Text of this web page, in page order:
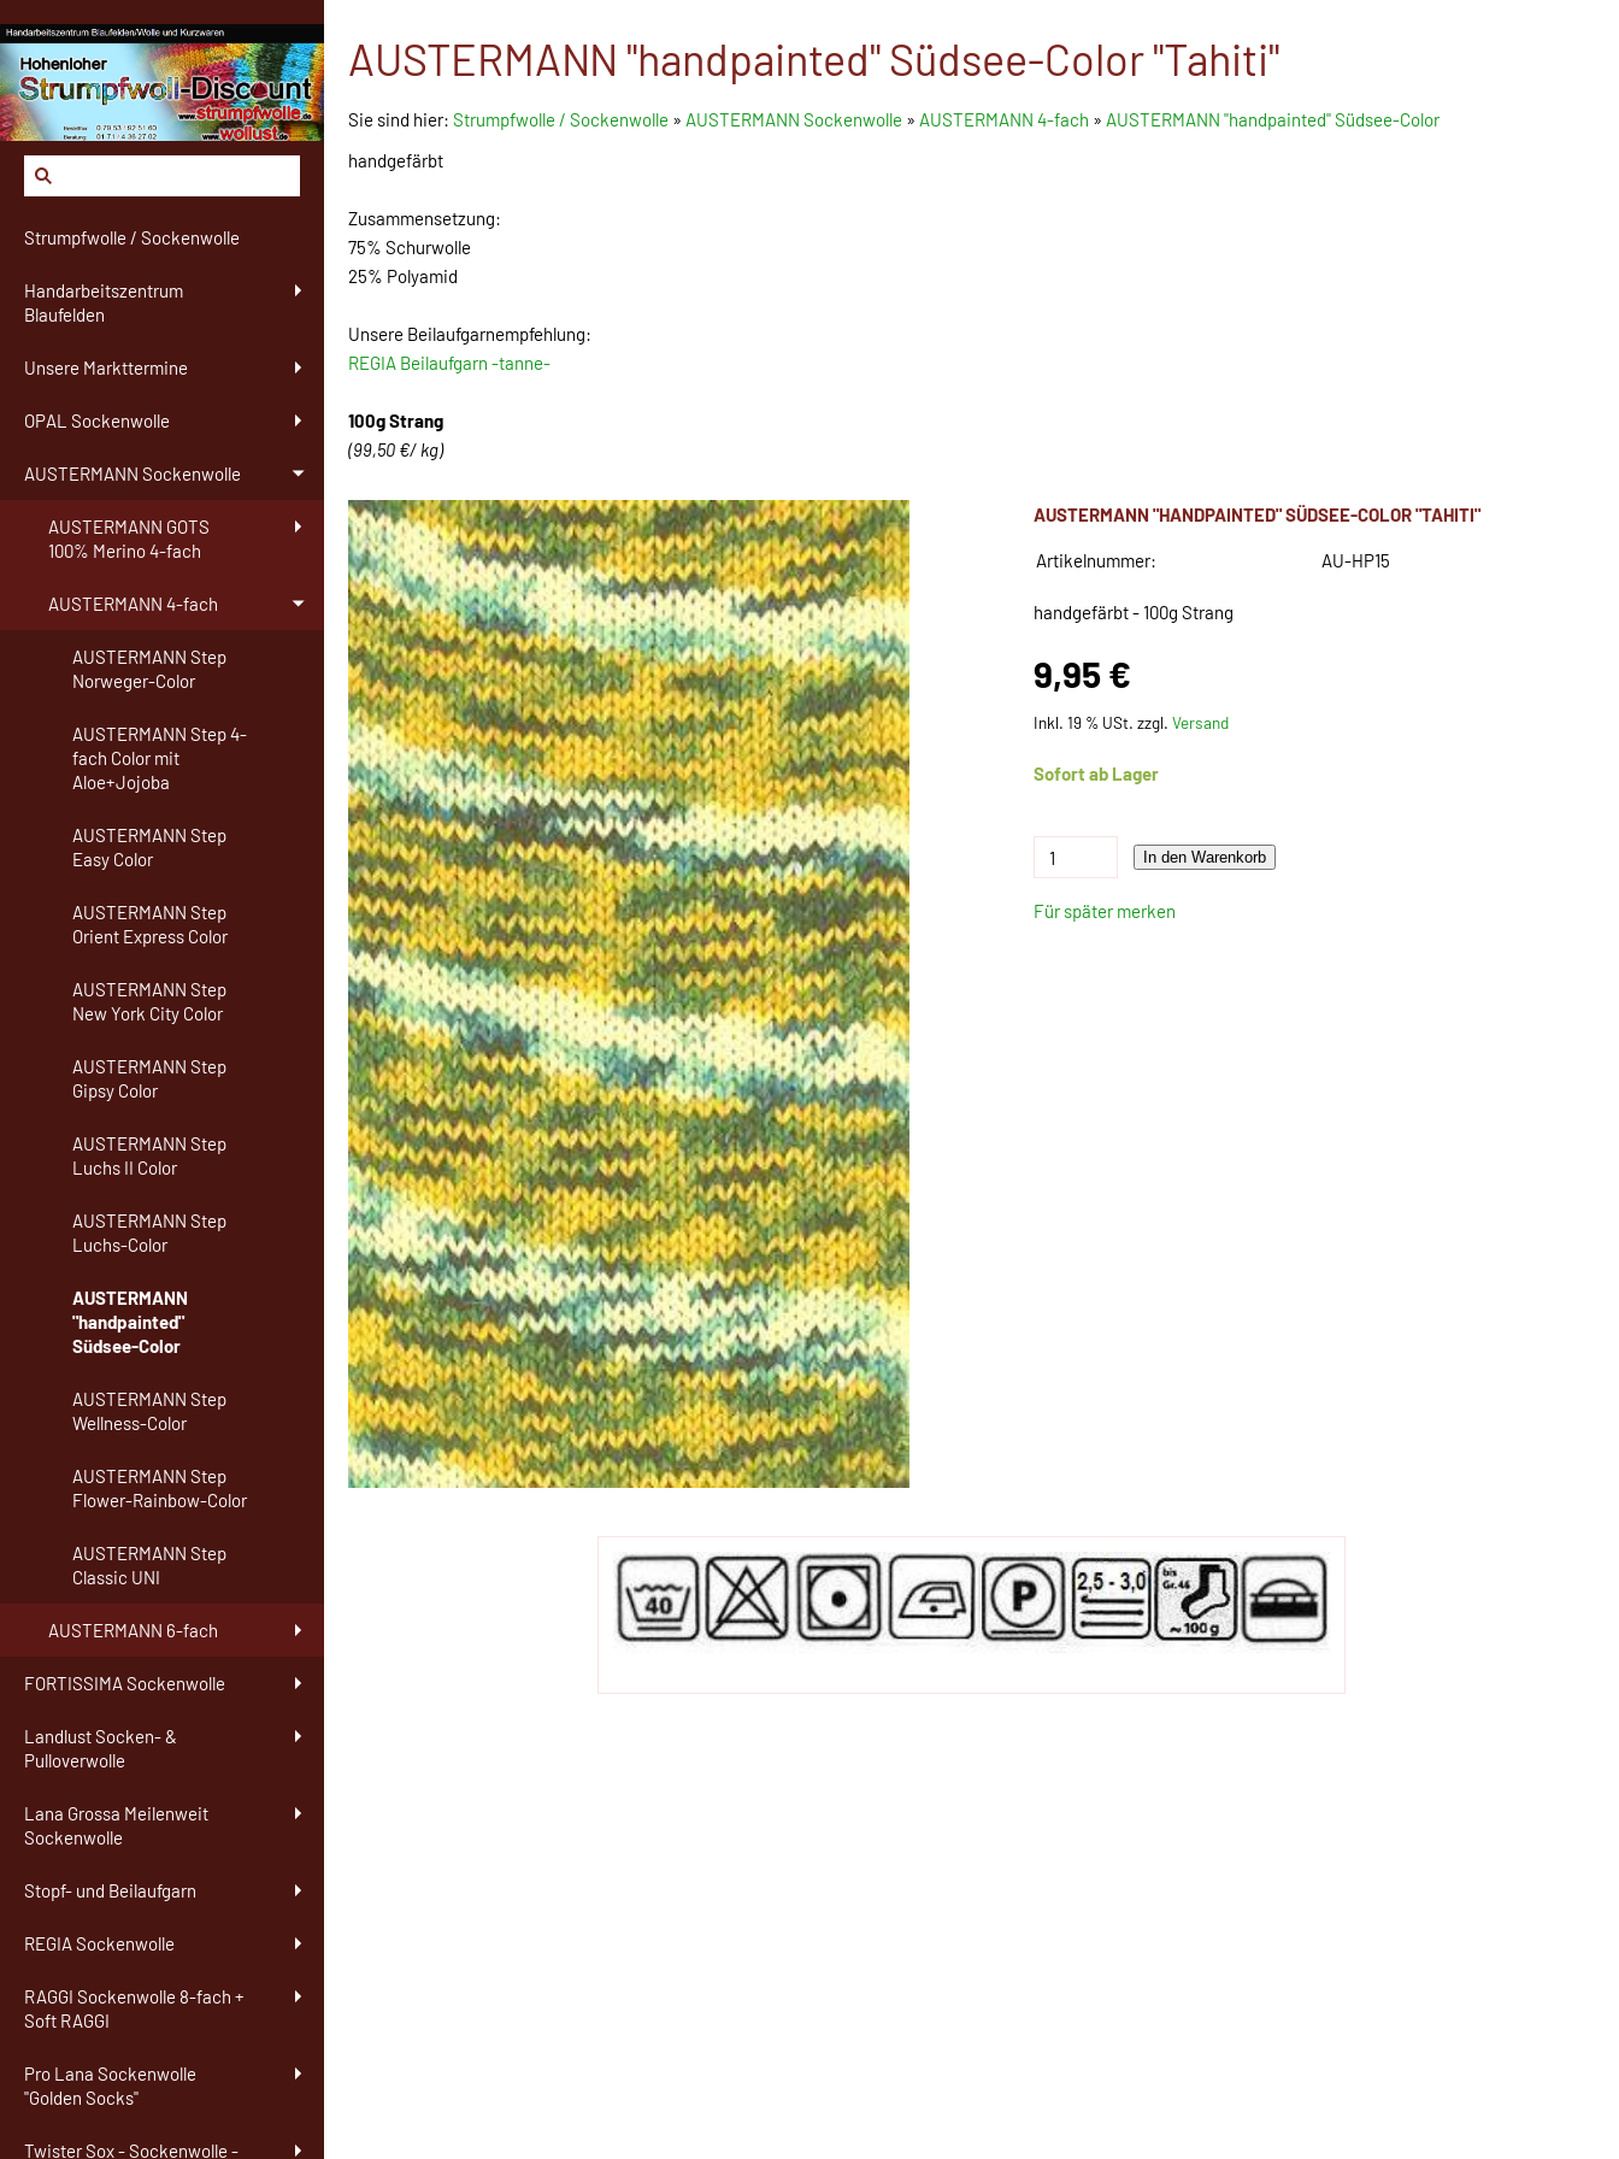
Strumpfwolle / Sockenwolle
Handarbeitszentrum
Blaufelden
Unsere Markttermine
OPAL Sockenwolle
AUSTERMANN Sockenwolle
AUSTERMANN GOTS
100% Merino 4-fach
AUSTERMANN 4-fach
AUSTERMANN Step
Norweger-Color
AUSTERMANN Step 4-
fach Color mit
Aloe+Jojoba
AUSTERMANN Step
Easy Color
AUSTERMANN Step
Orient Express Color
AUSTERMANN Step
New York City Color
AUSTERMANN Step
Gipsy Color
AUSTERMANN Step
Luchs II Color
AUSTERMANN Step
Luchs-Color
AUSTERMANN
"handpainted"
Südsee-Color
AUSTERMANN Step
Wellness-Color
AUSTERMANN Step
Flower-Rainbow-Color
AUSTERMANN Step
Classic UNI
AUSTERMANN 6-fach
FORTISSIMA Sockenwolle
Landlust Socken- &
Pulloverwolle
Lana Grossa Meilenweit
Sockenwolle
Stopf- und Beilaufgarn
REGIA Sockenwolle
RAGGI Sockenwolle 8-fach +
Soft RAGGI
Pro Lana Sockenwolle
"Golden Socks"
Twister Sox - Sockenwolle -
AUSTERMANN "handpainted" Südsee-Color "Tahiti"
Sie sind hier: Strumpfwolle / Sockenwolle » AUSTERMANN Sockenwolle » AUSTERMANN 4-fach » AUSTERMANN "handpainted" Südsee-Color
handgefärbt
Zusammensetzung:
75% Schurwolle
25% Polyamid
Unsere Beilaufgarnempfehlung:
REGIA Beilaufgarn -tanne-
100g Strang
(99,50 €/ kg)
AUSTERMANN "HANDPAINTED" SÜDSEE-COLOR "TAHITI"
Artikelnummer: AU-HP15
handgefärbt - 100g Strang
9,95 €
Inkl. 19 % USt. zzgl.Versand
Sofort ab Lager
In den Warenkorb
Für später merken